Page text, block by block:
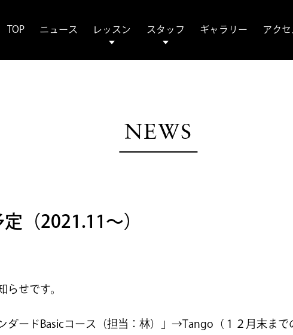
TOP ニュース レッスン スタッフ ギャラリー アクセ
NEWS
（2021.11～）
らせです。
ードBasicコース（担当：林）」→Tango（１２月末まで